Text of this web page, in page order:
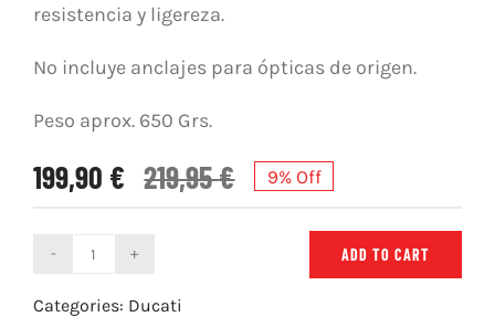
resistencia y ligereza.
No incluye anclajes para ópticas de origen.
Peso aprox. 650 Grs.
219,95€
199,90 € 9% Off
Araña
Carenado
ADD TO CART
Categories: Ducati